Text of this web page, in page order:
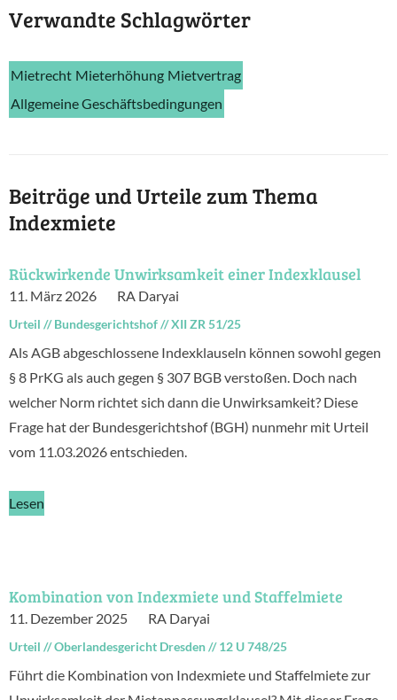
Verwandte Schlagwörter
Mietrecht Mieterhöhung Mietvertrag
Allgemeine Geschäftsbedingungen
Beiträge und Urteile zum Thema
Indexmiete
Rückwirkende Unwirksamkeit einer Indexklausel
11. März 2026 RA Daryai
Urteil //Bundesgerichtshof//XII ZR 51/25
Als AGB abgeschlossene Indexklauseln können sowohl gegen
§ 8 PrKG als auch gegen § 307 BGB verstoßen. Doch nach
welcher Norm richtet sich dann die Unwirksamkeit? Diese
Frage hat der Bundesgerichtshof (BGH) nunmehr mit Urteil
vom 11.03.2026 entschieden.
Lesen
Kombination von Indexmiete und Staffelmiete
11. Dezember 2025 RA Daryai
Urteil //Oberlandesgericht Dresden//12 U 748/25
Führt die Kombination von Indexmiete und Staffelmiete zur